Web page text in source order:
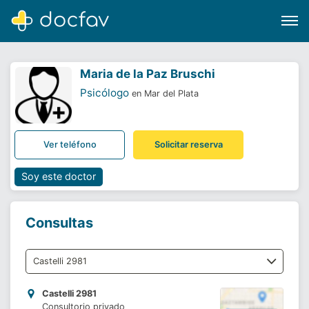
Software para clínicas
¿Eres un doctor?
Maria de la Paz Bruschi
Psicólogo en Mar del Plata
Ver teléfono Solicitar reserva
Soy este doctor
Consultas
Castelli 2981
Consultorio privado